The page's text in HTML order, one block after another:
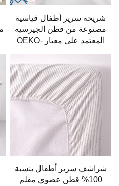
شريحة سرير أطفال قياسية
مصنوعة من قطن الجيرسيه
المعتمد على معيار OEKO-
المراتب القياسية
شراشف سرير أطفال بنسبة
100% قطن عضوي مقلم